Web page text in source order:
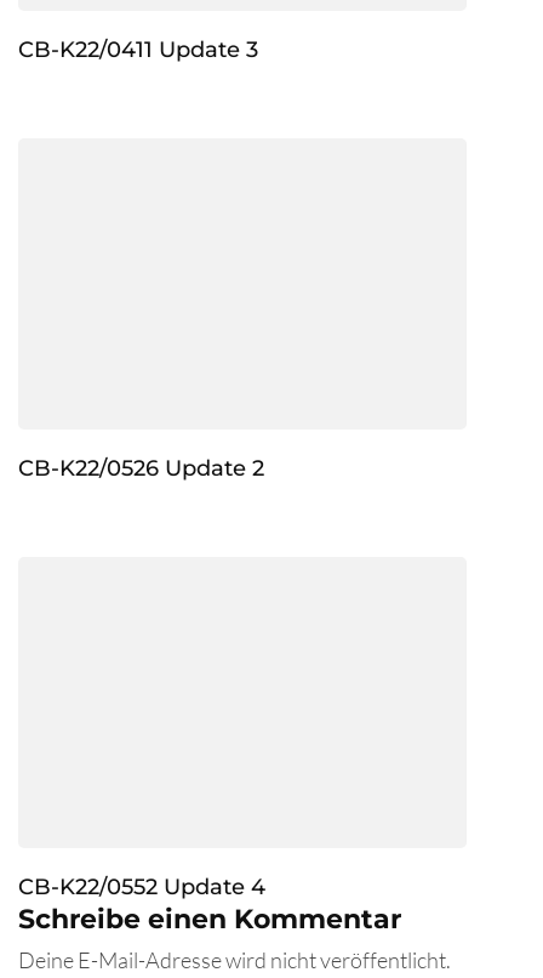
CB-K22/0411 Update 3
CB-K22/0526 Update 2
CB-K22/0552 Update 4
Schreibe einen Kommentar
Deine E-Mail-Adresse wird nicht veröffentlicht.